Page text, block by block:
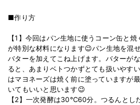
■作り方
【1】今回はパン生地に使うコーン缶と
が特別な材料になります😉パン生地を混
バターを加えてこね上げます。バターが
ると、あまりベトつかずとても扱いやす
はマヨネーズは焼く前に塗っていますが
いてもいいと思います😉
【2】一次発酵は30℃60分。つるんとし